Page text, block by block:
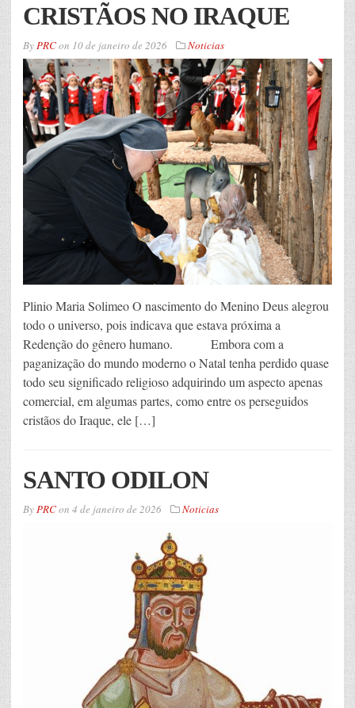
CRISTÃOS NO IRAQUE
ByPRCon 10 de janeiro de 2026 Noticias
Plinio Maria Solimeo O nascimento do Menino Deus alegrou
todo o universo, pois indicava que estava próxima a
Redenção do gênero humano. Embora com a
paganização do mundo moderno o Natal tenha perdido quase
todo seu significado religioso adquirindo um aspecto apenas
comercial, em algumas partes, como entre os perseguidos
cristãos do Iraque, ele […]
SANTO ODILON
ByPRCon 4 de janeiro de 2026 Noticias